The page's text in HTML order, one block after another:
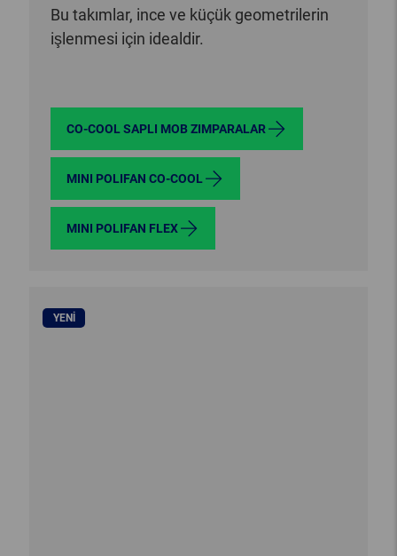
Bu takımlar, ince ve küçük geometrilerin
işlenmesi için idealdir.
CO-COOL SAPLI MOB ZIMPARALAR
MINI POLIFAN CO-COOL
MINI POLIFAN FLEX
YENI